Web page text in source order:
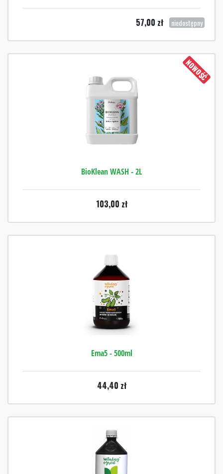
57,00 zł niedostępny
NOWOŚĆ
BioKlean WASH - 2L
103,00 zł
Ema5 - 500ml
44,40 zł